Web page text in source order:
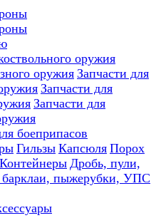
оружия
оружия Запчасти для
Запчасти для
Запчасти для
боеприпасов
Гильзы Капсюля Порох
Контейнеры Дробь, пули,
барклаи, пыжерубки, УПС